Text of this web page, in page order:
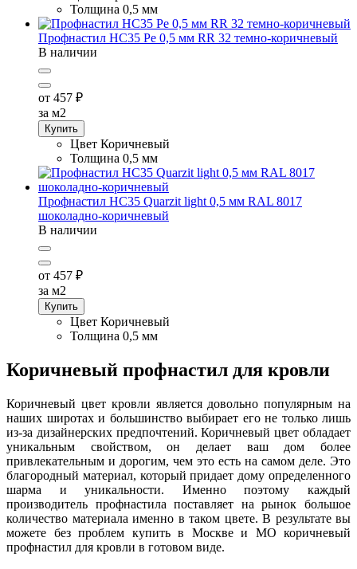
Толщина 0,5 мм
Профнастил НС35 Pe 0,5 мм RR 32 темно-коричневый
В наличии
от 457 ₽
за м2
Купить
Цвет Коричневый
Толщина 0,5 мм
Профнастил НС35 Quarzit light 0,5 мм RAL 8017
шоколадно-коричневый
В наличии
от 457 ₽
за м2
Купить
Цвет Коричневый
Толщина 0,5 мм
Коричневый профнастил для кровли
Коричневый цвет кровли является довольно популярным на
наших широтах и большинство выбирает его не только лишь
из-за дизайнерских предпочтений. Коричневый цвет обладает
уникальным свойством, он делает ваш дом более
привлекательным и дорогим, чем это есть на самом деле. Это
благородный материал, который придает дому определенного
шарма и уникальности. Именно поэтому каждый
производитель профнастила поставляет на рынок большое
количество материала именно в таком цвете. В результате вы
можете без проблем купить в Москве и МО коричневый
профнастил для кровли в готовом виде.